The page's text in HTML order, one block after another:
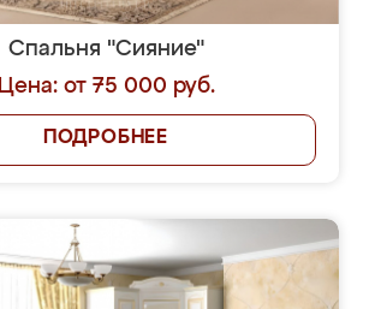
Спальня "Сияние"
Цена: от 75 000 руб.
ПОДРОБНЕЕ